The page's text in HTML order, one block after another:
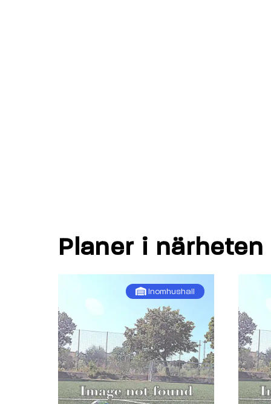
Planer i närheten
Inomhushall